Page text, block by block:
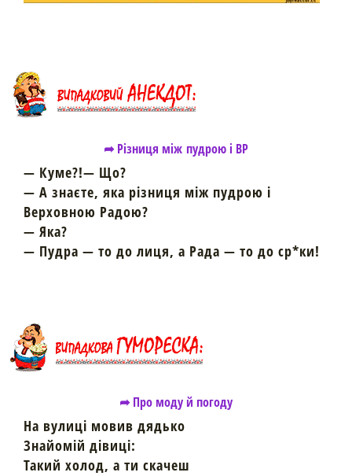
➦ Різниця між пудрою і ВР
— Куме?!— Що?
— А знаєте, яка різниця між пудрою і
Верховною Радою?
— Яка?
— Пудра — то до лиця, а Рада — то до ср*ки!
➦ Про моду й погоду
На вулиці мовив дядько
Знайомій дівиці:
Такий холод, а ти скачеш